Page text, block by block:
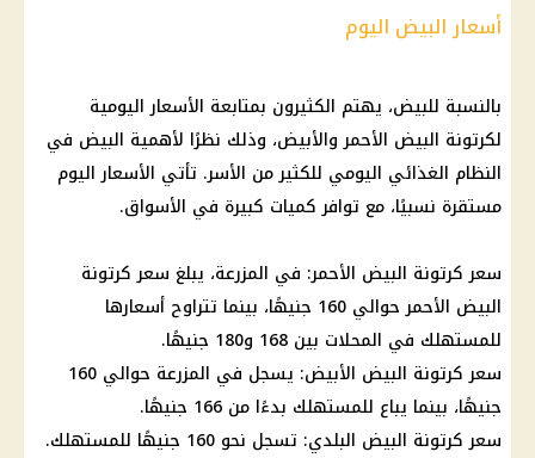
أسعار البيض اليوم
بالنسبة للبيض، يهتم الكثيرون بمتابعة الأسعار اليومية
لكرتونة البيض الأحمر والأبيض، وذلك نظرًا لأهمية البيض في
النظام الغذائي اليومي للكثير من الأسر. تأتي الأسعار اليوم
مستقرة نسبيًا، مع توافر كميات كبيرة في الأسواق.
سعر كرتونة البيض الأحمر: في المزرعة، يبلغ سعر كرتونة
البيض الأحمر حوالي 160 جنيهًا، بينما تتراوح أسعارها
للمستهلك في المحلات بين 168 و180 جنيهًا.
سعر كرتونة البيض الأبيض: يسجل في المزرعة حوالي 160
جنيهًا، بينما يباع للمستهلك بدءًا من 166 جنيهًا.
سعر كرتونة البيض البلدي: تسجل نحو 160 جنيهًا للمستهلك.